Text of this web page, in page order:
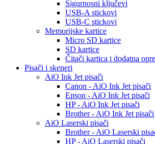
Sigurnosni ključevi
USB-A stickovi
USB-C stickovi
Memorijske kartice
Micro SD kartice
SD kartice
Čitači kartica i dodatna
Pisači i skeneri
AiO Ink Jet pisači
Canon - AiO Ink Jet pisači
Epson - AiO Ink Jet pisači
HP - AiO Ink Jet pisači
Brother - AiO Ink Jet pisači
AiO Laserski pisači
Brother - AiO Laserski
HP - AiO Laserski pisači